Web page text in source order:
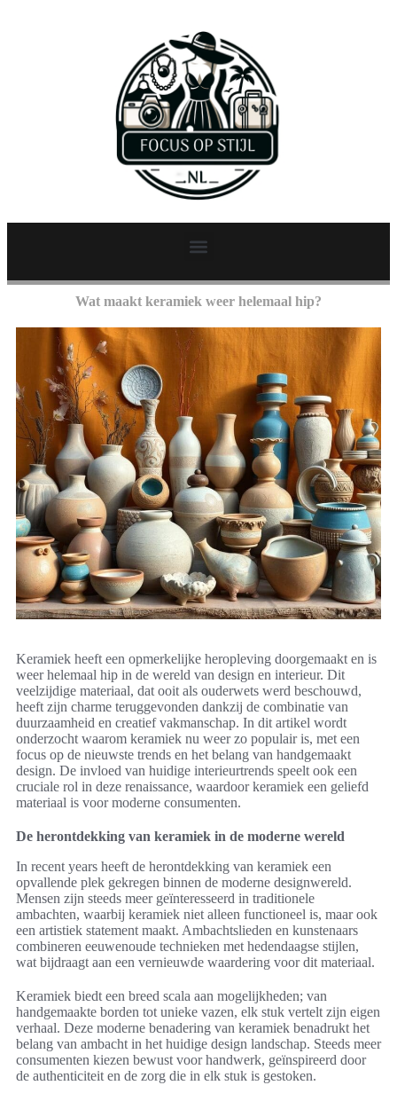
Wat maakt keramiek weer helemaal hip?
Keramiek heeft een opmerkelijke heropleving doorgemaakt en is
weer helemaal hip in de wereld van design en interieur. Dit
veelzijdige materiaal, dat ooit als ouderwets werd beschouwd,
heeft zijn charme teruggevonden dankzij de combinatie van
duurzaamheid en creatief vakmanschap. In dit artikel wordt
onderzocht waarom keramiek nu weer zo populair is, met een
focus op de nieuwste trends en het belang van handgemaakt
design. De invloed van huidige interieurtrends speelt ook een
cruciale rol in deze renaissance, waardoor keramiek een geliefd
materiaal is voor moderne consumenten.
De herontdekking van keramiek in de moderne wereld
In recent years heeft de herontdekking van keramiek een
opvallende plek gekregen binnen de moderne designwereld.
Mensen zijn steeds meer geïnteresseerd in traditionele
ambachten, waarbij keramiek niet alleen functioneel is, maar ook
een artistiek statement maakt. Ambachtslieden en kunstenaars
combineren eeuwenoude technieken met hedendaagse stijlen,
wat bijdraagt aan een vernieuwde waardering voor dit materiaal.
Keramiek biedt een breed scala aan mogelijkheden; van
handgemaakte borden tot unieke vazen, elk stuk vertelt zijn eigen
verhaal. Deze moderne benadering van keramiek benadrukt het
belang van ambacht in het huidige design landschap. Steeds meer
consumenten kiezen bewust voor handwerk, geïnspireerd door
de authenticiteit en de zorg die in elk stuk is gestoken.